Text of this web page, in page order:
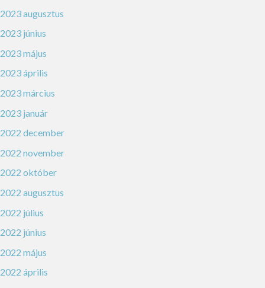
2023 augusztus
2023 június
2023 május
2023 április
2023 március
2023 január
2022 december
2022 november
2022 október
2022 augusztus
2022 július
2022 június
2022 május
2022 április